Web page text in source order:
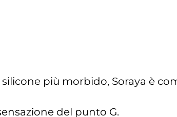
silicone più morbido, Soraya è
del punto G.